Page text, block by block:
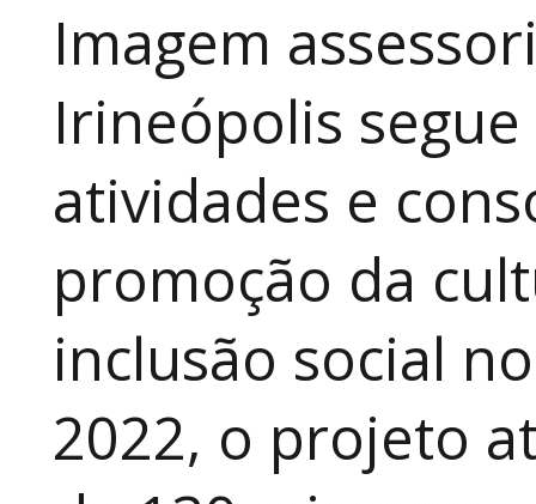
Imagem
Irineópolis
atividades e
promoção da
inclusão social
2022, o projeto